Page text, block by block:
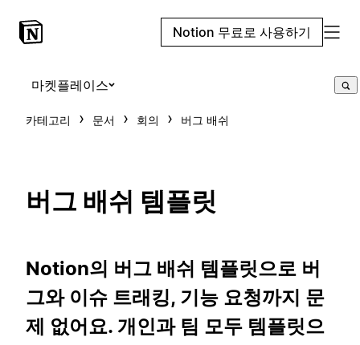
Notion 무료로 사용하기
마켓플레이스
카테고리 문서 회의 버그 배쉬
버그 배쉬 템플릿
Notion의 버그 배쉬 템플릿으로 버
그와 이슈 트래킹, 기능 요청까지 문
제 없어요. 개인과 팀 모두 템플릿으